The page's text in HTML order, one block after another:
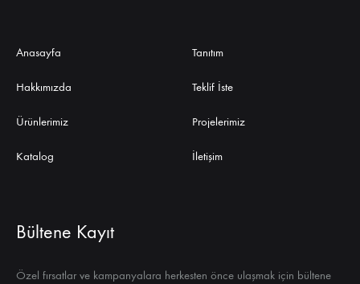
Anasayfa
Hakkımızda
Ürünlerimiz
Katalog
Tanıtım
Teklif İste
Projelerimiz
İletişim
Bültene Kayıt
Özel fırsatlar ve kampanyalara herkesten önce ulaşmak için bültene